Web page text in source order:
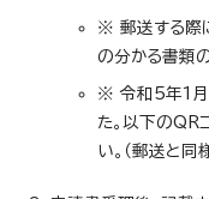
※ 郵送する際に
の分かる書類
※ 令和5年1月
た。以下のQR
い。（郵送と同